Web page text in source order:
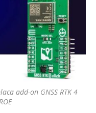
add-on GNSS RTK 4